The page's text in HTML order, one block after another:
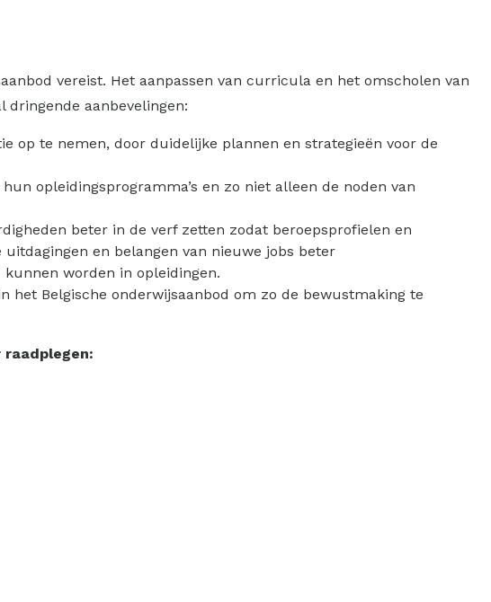
vereist. Het aanpassen van curricula en het omscholen van
aanbevelingen:
op te nemen, door duidelijke plannen en strategieën voor de
opleidingsprogramma’s en zo niet alleen de noden van
beter in de verf zetten zodat beroepsprofielen en
en belangen van nieuwe jobs beter
worden in opleidingen.
Belgische onderwijsaanbod om zo de bewustmaking te